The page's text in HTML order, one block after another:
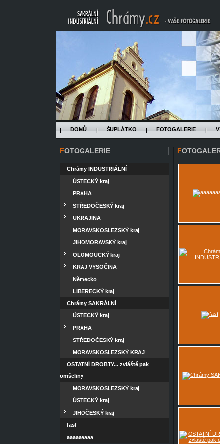
DOMŮ ŠUPLÁTKO FOTOGALERIE
FOTOGALERIE
Chrámy INDUSTRIÁLNÍ
ÚSTECKÝ kraj
PRAHA
STŘEDOČESKÝ kraj
UKRAJINA
MORAVSKOSLEZSKÝ kraj
JIHOMORAVSKÝ kraj
OLOMOUCKÝ kraj
KRAJ VYSOČINA
Německo
LIBERECKÝ kraj
Chrámy SAKRÁLNÍ
ÚSTECKÝ kraj
PRAHA
STŘEDOČESKÝ kraj
MORAVSKOSLEZSKÝ KRAJ
OSTATNÍ DROBTY... zvláště pak
omšeliny
MORAVSKOSLEZSKÝ kraj
ÚSTECKÝ kraj
JIHOČESKÝ kraj
fasf
aaaaaaaaa